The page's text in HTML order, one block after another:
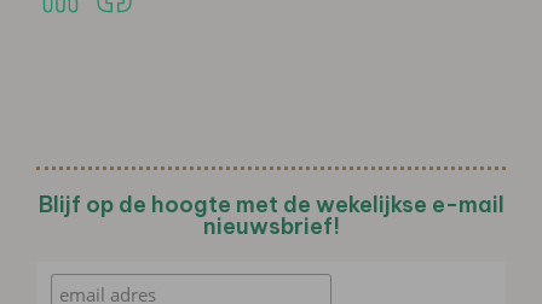
Blijf op de hoogte met de wekelijkse e-mail
nieuwsbrief!